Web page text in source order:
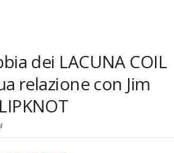
dei LACUNA COIL
relazione con Jim